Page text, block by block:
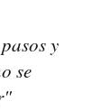
y
se